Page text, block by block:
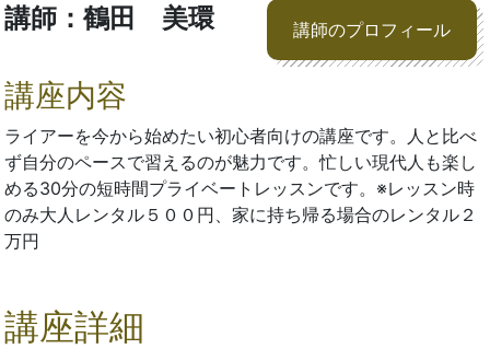
講師：鶴田 美環 講師のプロフィール
講座内容
ライアーを今から始めたい初心者向けの講座です。人と比べ
ず自分のペースで習えるのが魅力です。忙しい現代人も楽し
める30分の短時間プライベートレッスンです。※レッスン時
のみ大人レンタル５００円、家に持ち帰る場合のレンタル２
万円
講座詳細